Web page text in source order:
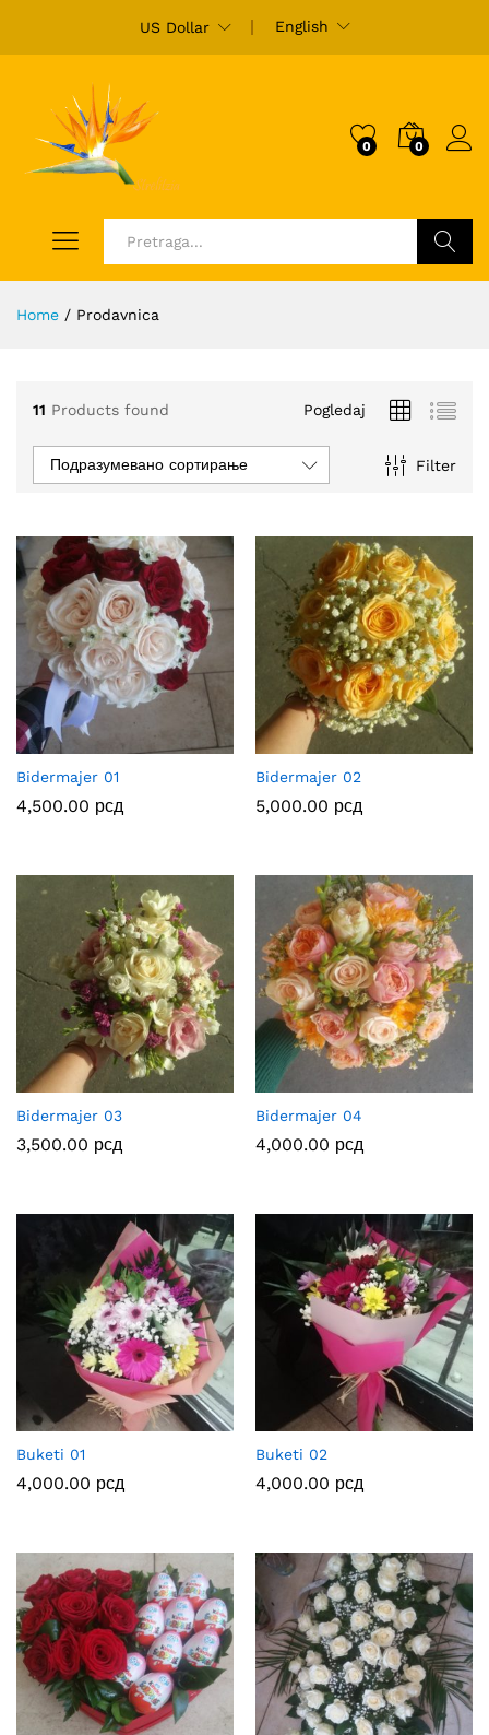
US Dollar English
0 0
Home / Prodavnica
11 Products found Pogledaj
Filter
Подразумевано сортирање
Bidermajer 01
4,500.00 рсд
Bidermajer 02
5,000.00 рсд
Bidermajer 03
3,500.00 рсд
Bidermajer 04
4,000.00 рсд
Buketi 01
4,000.00 рсд
Buketi 02
4,000.00 рсд